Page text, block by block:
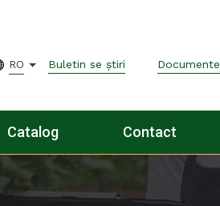
RO Buletin se știri Documente
Catalog Contact